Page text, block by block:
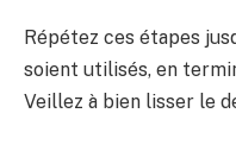
Répétez ces étapes
soient utilisés, en
Veillez à bien lisser le